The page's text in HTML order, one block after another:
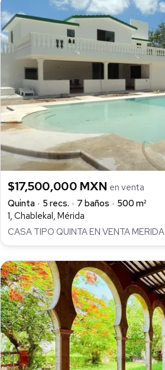
$17,500,000 MXN en venta
Quinta
5 recs. 7 baños
500 m²
1, Chablekal, Mérida
CASA TIPO QUINTA EN VENTA MERIDA